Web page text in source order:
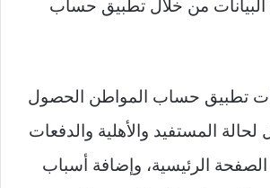
البيانات من خلال تطبيق حساب
تطبيق حساب المواطن الحصول
المستفيد والأهلية والدفعات
الرئيسية، وإضافة أسباب